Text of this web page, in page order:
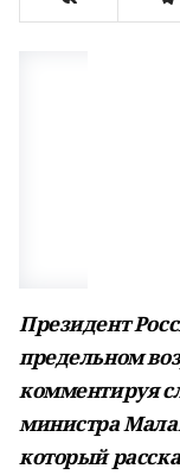
Президент
предельном
комментируя
министра
который